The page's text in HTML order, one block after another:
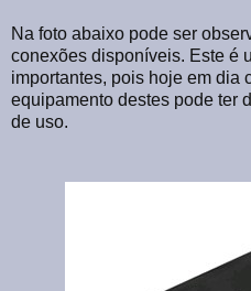
Na foto abaixo pode ser
conexões disponíveis. Este é
importantes, pois hoje em dia
equipamento destes pode ter
de uso.